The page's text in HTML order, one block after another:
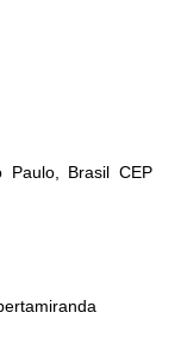
Paulo, Brasil CEP